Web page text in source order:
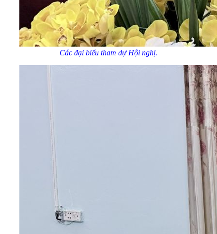
Các đại biểu tham dự Hội nghị.